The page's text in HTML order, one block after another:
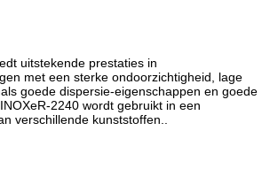
uitstekende prestaties in
met een sterke ondoorzichtigheid, lage
goede dispersie-eigenschappen en goede
2240 wordt gebruikt in een
verschillende kunststoffen..